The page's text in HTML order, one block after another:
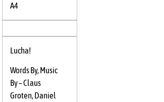
A4
Lucha!
Words By, Music
By –Claus
Groten,Daniel